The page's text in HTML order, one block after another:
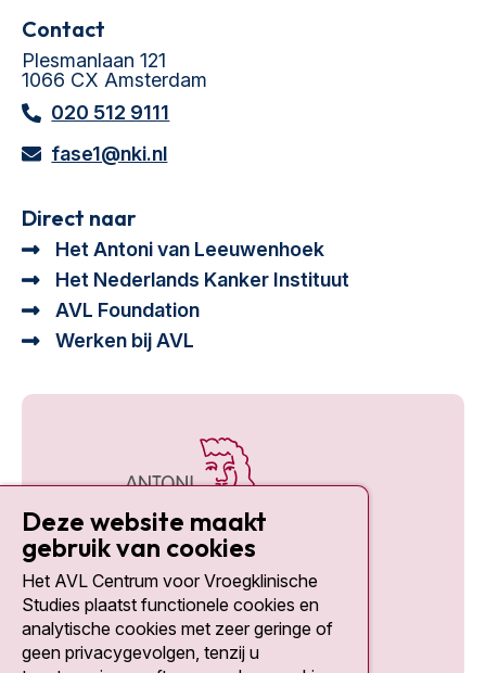
Contact
Plesmanlaan 121
1066 CX Amsterdam
020 512 9111
fase1@nki.nl
Direct naar
Het Antoni van Leeuwenhoek
Het Nederlands Kanker Instituut
AVL Foundation
Werken bij AVL
Social media
Deze website maakt
gebruik van cookies
Het AVL Centrum voor Vroegklinische
Studies plaatst functionele cookies en
analytische cookies met zeer geringe of
geen privacygevolgen, tenzij u